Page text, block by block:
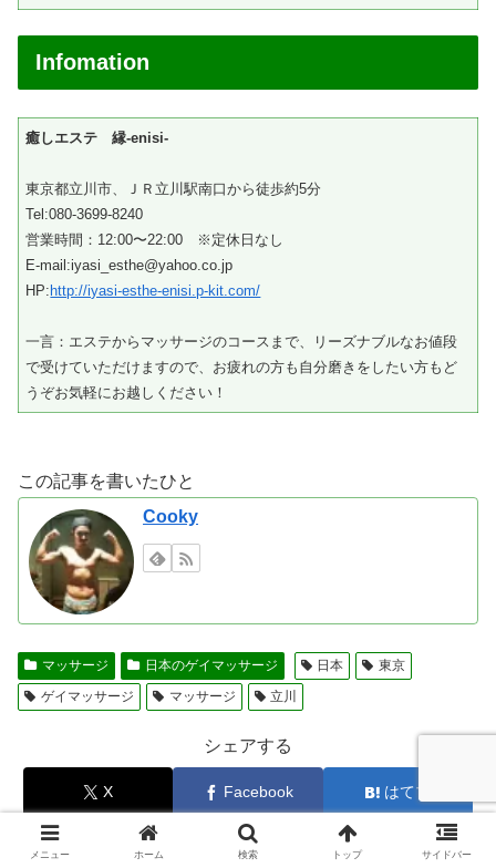
Infomation
癒しエステ 縁-enisi-
東京都立川市、ＪＲ立川駅南口から徒歩約5分
Tel:080-3699-8240
営業時間：12:00〜22:00 ※定休日なし
E-mail:iyasi_esthe@yahoo.co.jp
HP: http://iyasi-esthe-enisi.p-kit.com/
一言：エステからマッサージのコースまで、リーズナブルなお値段
で受けていただけますので、お疲れの方も自分磨きをしたい方もど
うぞお気軽にお越しください！
この記事を書いたひと
Cooky
マッサージ 日本のゲイマッサージ 日本
東京
ゲイマッサージ
マッサージ 立川
シェアする
X Facebook はてブ
コピー
メニュー ホーム 検索 トップ サイドバー